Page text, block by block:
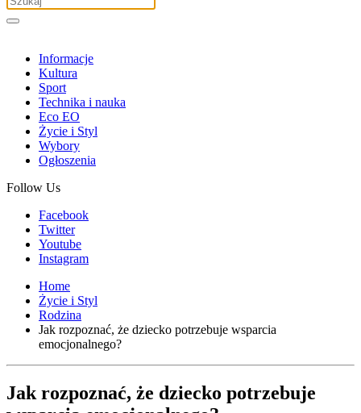
Informacje
Kultura
Sport
Technika i nauka
Eco EO
Życie i Styl
Wybory
Ogłoszenia
Follow Us
Facebook
Twitter
Youtube
Instagram
Home
Życie i Styl
Rodzina
Jak rozpoznać, że dziecko potrzebuje wsparcia
emocjonalnego?
Jak rozpoznać, że dziecko potrzebuje